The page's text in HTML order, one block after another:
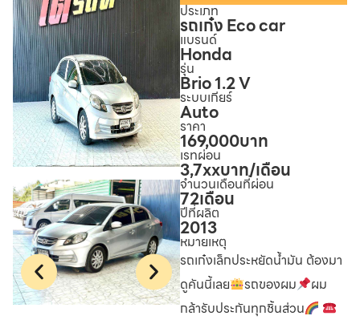
ประเภท
รถเก๋ง Eco car
แบรนด์
Honda
รุ่น
Brio 1.2 V
ระบบเกียร์
Auto
ราคา
169,000บาท
เรทผ่อน
3,7xxบาท/เดือน
จำนวนเดือนที่ผ่อน
72เดือน
ปีที่ผลิต
2013
หมายเหตุ
รถเก๋งเล็กประหยัดน้ำมัน ต้องมา
ดูคันนี้เลย
รถของผม
ผม
กล้ารับประกันทุกชิ้นส่วน